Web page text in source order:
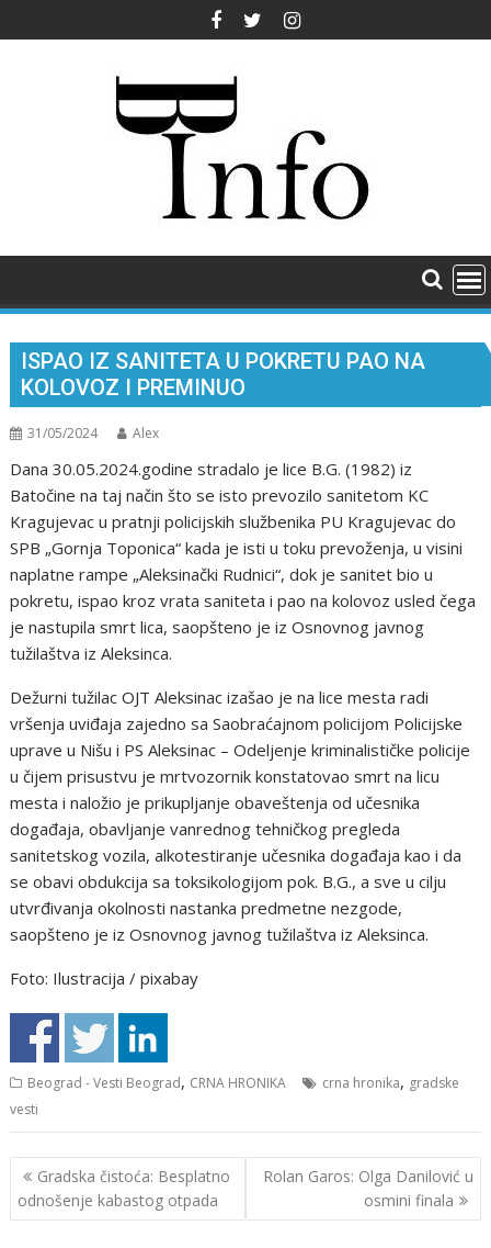
to
ISPAO IZ SANITETA U POKRETU PAO NA
KOLOVOZ I PREMINUO
31/05/2024 Alex
Dana 30.05.2024.godine stradalo je lice B.G. (1982) iz
Batočine na taj način što se isto prevozilo sanitetom KC
Kragujevac u pratnji policijskih službenika PU Kragujevac do
SPB „Gornja Toponica“ kada je isti u toku prevoženja, u visini
naplatne rampe „Aleksinački Rudnici“, dok je sanitet bio u
pokretu, ispao kroz vrata saniteta i pao na kolovoz usled čega
je nastupila smrt lica, saopšteno je iz Osnovnog javnog
tužilaštva iz Aleksinca.
Dežurni tužilac OJT Aleksinac izašao je na lice mesta radi
vršenja uviđaja zajedno sa Saobraćajnom policijom Policijske
uprave u Nišu i PS Aleksinac – Odeljenje kriminalističke policije
u čijem prisustvu je mrtvozornik konstatovao smrt na licu
mesta i naložio je prikupljanje obaveštenja od učesnika
događaja, obavljanje vanrednog tehničkog pregleda
sanitetskog vozila, alkotestiranje učesnika događaja kao i da
se obavi obdukcija sa toksikologijom pok. B.G., a sve u cilju
utvrđivanja okolnosti nastanka predmetne nezgode,
saopšteno je iz Osnovnog javnog tužilaštva iz Aleksinca.
Foto: Ilustracija / pixabay
Beograd - Vesti Beograd, CRNA HRONIKA crna hronika, gradske
vesti
Кретање
чланка
Gradska čistoća: Besplatno
odnošenje kabastog otpada
Rolan Garos: Olga Danilović u
osmini finala